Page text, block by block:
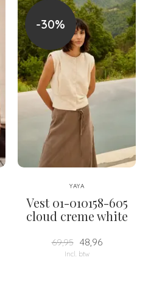
-30%
YAYA
Vest 01-010158-605
cloud creme white
69,95 48,96
Incl. btw